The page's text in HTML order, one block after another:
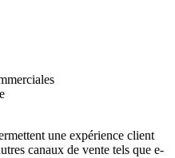
une expérience client
canaux de vente tels que e-